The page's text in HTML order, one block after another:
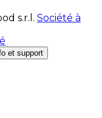
s.r.l. Société à
et support